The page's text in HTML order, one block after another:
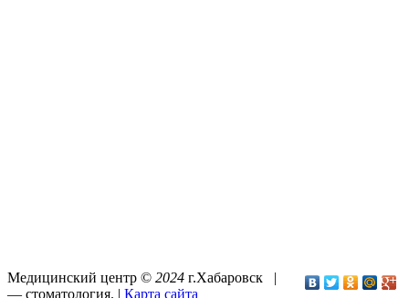
Медицинский центр © 2024 г.Хабаровск |
— стоматология. | Карта сайта